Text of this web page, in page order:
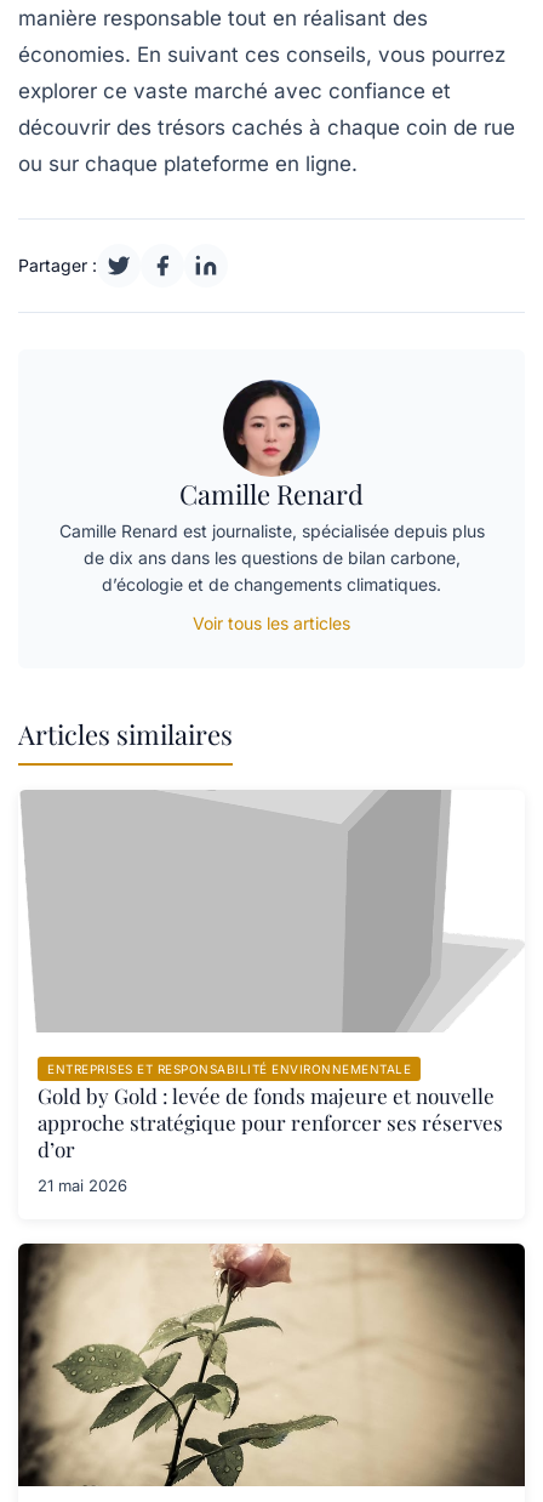
manière responsable tout en réalisant des
économies. En suivant ces conseils, vous pourrez
explorer ce vaste marché avec confiance et
découvrir des trésors cachés à chaque coin de rue
ou sur chaque plateforme en ligne.
Partager :
Camille Renard
Camille Renard est journaliste, spécialisée depuis plus
de dix ans dans les questions de bilan carbone,
d’écologie et de changements climatiques.
Voir tous les articles
Articles similaires
ENTREPRISES ET RESPONSABILITÉ ENVIRONNEMENTALE
Gold by Gold : levée de fonds majeure et nouvelle
approche stratégique pour renforcer ses réserves
d’or
21 mai 2026